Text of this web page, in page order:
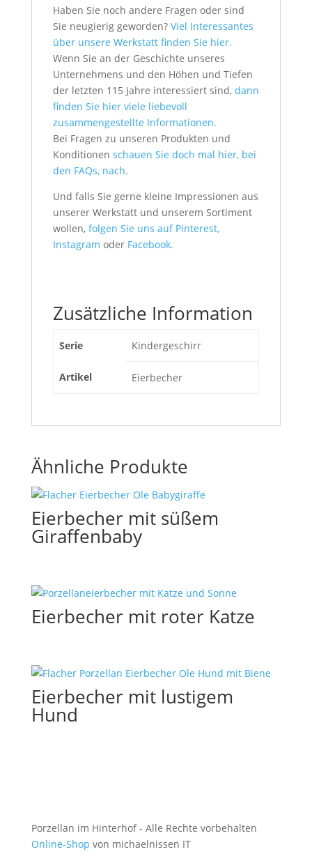
Haben Sie noch andere Fragen oder sind
Sie neugierig geworden?Viel Interessantes
über unsere Werkstatt finden Sie hier.
Wenn Sie an der Geschichte unseres
Unternehmens und den Höhen und Tiefen
der letzten 115 Jahre interessiert sind, dann
finden Sie hier viele liebevoll
zusammengestellte Informationen.
Bei Fragen zu unseren Produkten und
Konditionen schauen Sie doch mal hier, bei
den FAQs, nach.
Und falls Sie gerne kleine Impressionen aus
unserer Werkstatt und unserem Sortiment
wollen,folgen Sie uns auf Pinterest,
Instagram oder Facebook.
Zusätzliche Information
Serie Kindergeschirr
Artikel Eierbecher
Ähnliche Produkte
Eierbecher mit süßem
Giraffenbaby
Eierbecher mit roter Katze
Eierbecher mit lustigem
Hund
Porzellan im Hinterhof - Alle Rechte vorbehalten
Online-Shop von michaelnissen IT